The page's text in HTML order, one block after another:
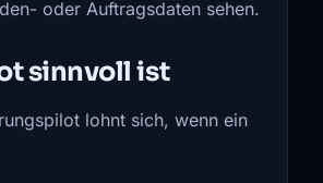
oder Auftragsdaten sehen.
sinnvoll ist
lohnt sich, wenn ein